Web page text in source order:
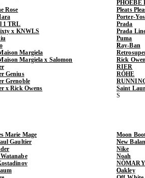
Rose
1 TRL
x KNWLS
Margiela
Margiela x Salomon
Genius
Grenoble
x Rick Owens
PHOEBE
Pleats
Porter-
Prada
Prada
Puma
Ray-Ban
Rick
RIER
RÓHE
Saint
Marie Mage
Gaultier
Moon
New
Nike
Noah
Oakley